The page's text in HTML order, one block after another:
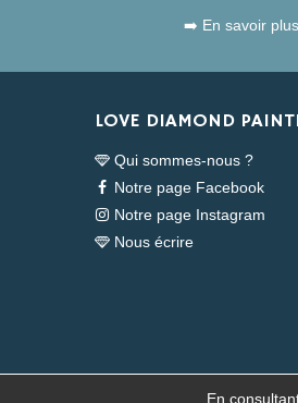
➡️ En savoir plus
LOVE DIAMOND
Qui sommes-nous ?
Notre page Facebook
Notre page Instagram
Nous écrire
En